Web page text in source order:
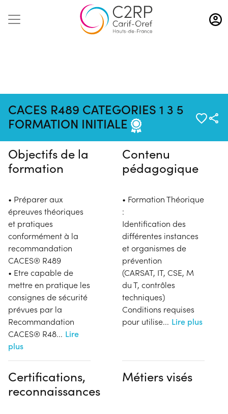
Aller
au
contenu
CACES R489 CATEGORIES 1 3 5
FORMATION INITIALE
Pas de session programmée en
ce moment
Objectifs de la
formation
• Préparer aux
épreuves théoriques
et pratiques
conformément à la
recommandation
CACES® R489
• Etre capable de
mettre en pratique les
consignes de sécurité
prévues par la
Recommandation
CACES® R48... Lire
plus
Contenu
pédagogique
• Formation Théorique
:
Identification des
différentes instances
et organismes de
prévention
(CARSAT, IT, CSE, M
du T, contrôles
techniques)
Conditions requises
pour utilise... Lire plus
Certifications,
reconnaissances
Métiers visés